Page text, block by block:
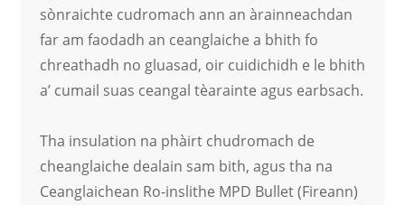
sònraichte cudromach ann an àrainneachdan
far am faodadh an ceanglaiche a bhith fo
chreathadh no gluasad, oir cuidichidh e le bhith
a’ cumail suas ceangal tèarainte agus earbsach.
Tha insulation na phàirt chudromach de
cheanglaiche dealain sam bith, agus tha na
Ceanglaichean Ro-inslithe MPD Bullet (Fireann)